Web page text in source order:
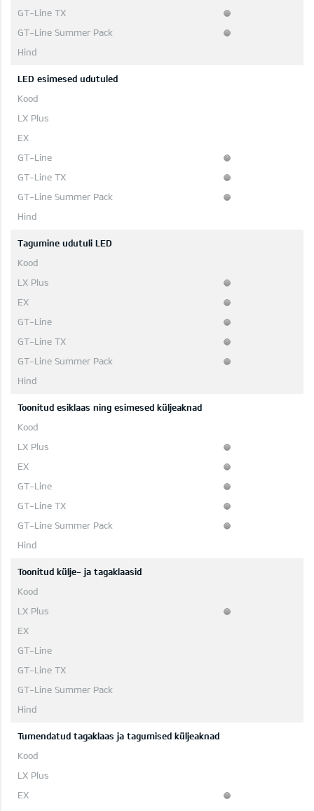
LED esimesed udutuled
Tagumine udutuli LED
Toonitud esiklaas ning esimesed küljeaknad
Toonitud külje- ja tagaklaasid
Tumendatud tagaklaas ja tagumised küljeaknad